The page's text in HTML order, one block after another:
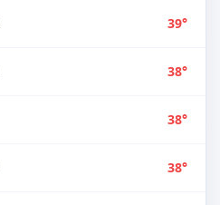
39°
38°
38°
38°